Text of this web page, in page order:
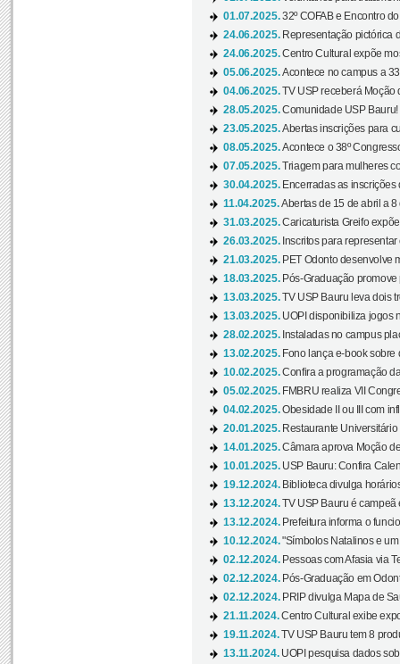
01.07.2025.32º COFAB e Encontro
24.06.2025. Representação pictórica
24.06.2025.Centro Cultural expõe
05.06.2025.Acontece no campus a
04.06.2025.TV USP receberá Moção
28.05.2025.Comunidade USP Bauru!
23.05.2025.Abertas inscrições para
08.05.2025.Acontece o 38º
07.05.2025.Triagem para mulheres
30.04.2025. Encerradas as inscrições
11.04.2025.Abertas de 15 de abril a
31.03.2025.Caricaturista Greifo
26.03.2025. Inscritos para
21.03.2025. PET Odonto desenvolve
18.03.2025. Pós-Graduação
13.03.2025.TV USP Bauru leva dois
13.03.2025. UOPI disponibiliza jogos
28.02.2025. Instaladas no campus
13.02.2025. Fono lança e-book sobre
10.02.2025.Confira a programação
05.02.2025. FMBRU realiza VII
04.02.2025.Obesidade II ou III com
20.01.2025. Restaurante
14.01.2025.Câmara aprova Moção
10.01.2025. USP Bauru: Confira
19.12.2024. Biblioteca divulga
13.12.2024.TV USP Bauru é campeã
13.12.2024. Prefeitura informa o
10.12.2024."Símbolos Natalinos e
02.12.2024. Pessoas com Afasia via
02.12.2024. Pós-Graduação em
02.12.2024. PRIP divulga Mapa de
21.11.2024.Centro Cultural exibe
19.11.2024.TV USP Bauru tem 8
13.11.2024. UOPI pesquisa dados